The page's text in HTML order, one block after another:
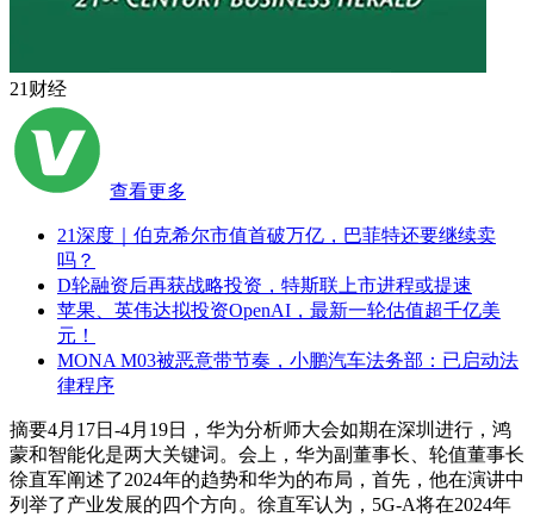
21财经
查看更多
21深度｜伯克希尔市值首破万亿，巴菲特还要继续卖
吗？
D轮融资后再获战略投资，特斯联上市进程或提速
苹果、英伟达拟投资OpenAI，最新一轮估值超千亿美
元！
MONA M03被恶意带节奏，小鹏汽车法务部：已启动法
律程序
摘要4月17日-4月19日，华为分析师大会如期在深圳进行，鸿
蒙和智能化是两大关键词。会上，华为副董事长、轮值董事长
徐直军阐述了2024年的趋势和华为的布局，首先，他在演讲中
列举了产业发展的四个方向。徐直军认为，5G-A将在2024年